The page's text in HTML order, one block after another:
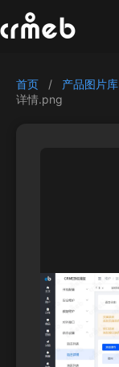
首页 / 产品图片库
详情.png